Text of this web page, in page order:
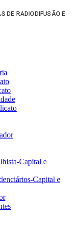
DE RADIODIFUSÃO E
Capital e
Capital e